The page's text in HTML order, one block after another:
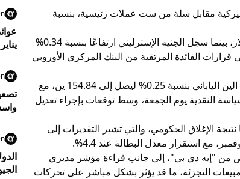
مقابل سلة من ست عملات رئيسية، بنسبة
في المقابل، استقر اليورو عند مستوى 1.1759 دولار، بينما سجل الجنيه الإسترليني ارتفاعًا بنسبة 0.34%
على قرارات الفائدة المرتقبة من البنك المركزي الأوروبي
وعلى صعيد العملات الآسيوية، انخفض الدولار أمام الين الياباني بنسبة 0.25% ليصل إلى 154.84 ين، مع
النقدية يوم الجمعة، وسط توقعات بإجراء تعديل
الإغلاق الحكومي، والتي تشير التقديرات إلى
من "إيه دي بي"، إلى جانب قراءة مؤشر مديري
التجزئة، ما قد يؤثر بشكل مباشر على تحركات
يناير 2025